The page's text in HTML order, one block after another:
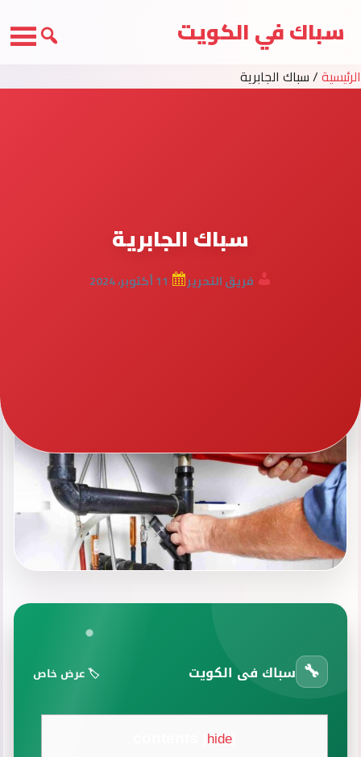
سباك في الكويت
الرئيسية/سباك الجابرية
سباك الجابرية
فريق التحرير
🔧 سباك فى الكويت 🏷️ عرض خاص
hide]